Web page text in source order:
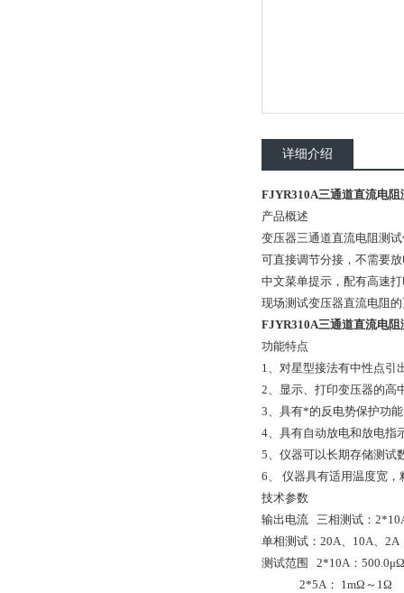
详细介绍
FJYR310A三通道直流电阻
产品概述
变压器三通道直流电阻测
可直接调节分接，不需要
中文菜单提示，配有高速
现场测试变压器直流电阻
FJYR310A三通道直流电阻
功能特点
1、对星型接法有中性点引
2、显示、打印变压器的高
3、具有*的反电势保护功
4、具有自动放电和放电指
5、仪器可以长期存储测试
6、 仪器具有适用温度宽
技术参数
输出电流 三相测试：
单相测试：20A、10A、2A
测试范围 2*10A：
2*5A： 1mΩ～1Ω